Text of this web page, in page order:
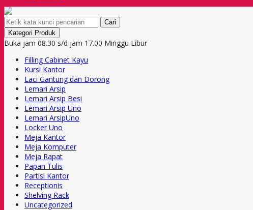
Cari
Kategori Produk
Buka jam 08.30 s/d jam 17.00 Minggu Libur
Filling Cabinet Kayu
Kursi Kantor
Laci Gantung dan Dorong
Lemari Arsip
Lemari Arsip Besi
Lemari Arsip Uno
Lemari ArsipUno
Locker Uno
Meja Kantor
Meja Komputer
Meja Rapat
Papan Tulis
Partisi Kantor
Receptionis
Shelving Rack
Uncategorized